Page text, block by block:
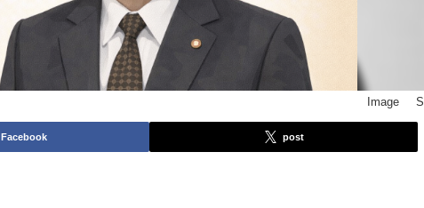
Image © S
Facebook post